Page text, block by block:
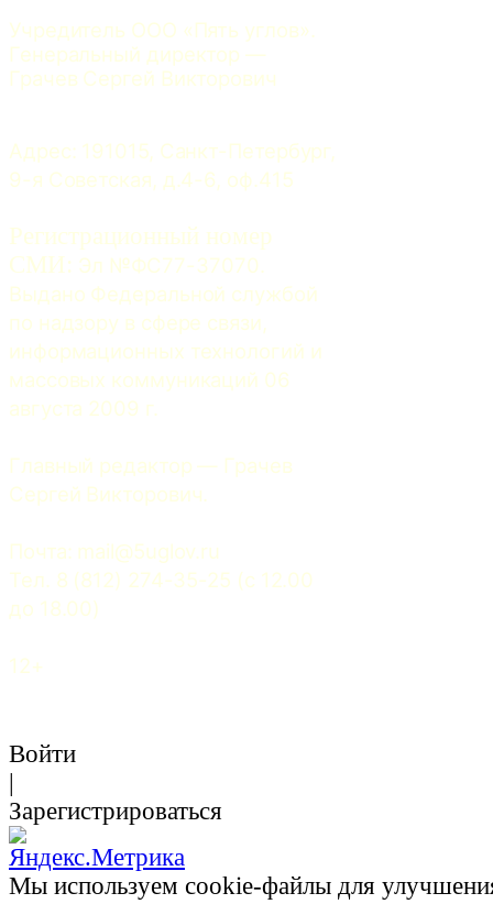
Учредитель ООО «Пять углов».
Генеральный директор —
Грачев Сергей Викторович
Адрес: 191015, Санкт-Петербург,
9-я Советская, д.4-6, оф.415
Регистрационный номер
СМИ: Эл №ФС77-37070.
Выдано Федеральной службой
по надзору в сфере связи,
информационных технологий и
массовых коммуникаций 06
августа 2009 г.
Главный редактор — Грачев
Сергей Викторович.
Почта: mail@5uglov.ru
Тел. 8 (812) 274-35-25 (c 12.00
до 18.00)
12+
Войти
|
Зарегистрироваться
Мы используем cookie-файлы для